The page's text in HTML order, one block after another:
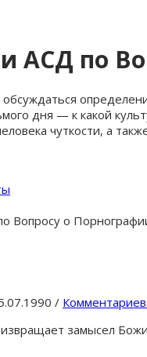
АСД по
обсуждаться
дня — к какой
чуткости, а
Вопросу о
/
замысел